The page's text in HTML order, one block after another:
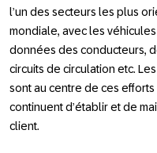
l’un des secteurs les plus
mondiale, avec les
données des conducteurs,
circuits de circulation etc.
sont au centre de ces
continuent d’établir et de
client.